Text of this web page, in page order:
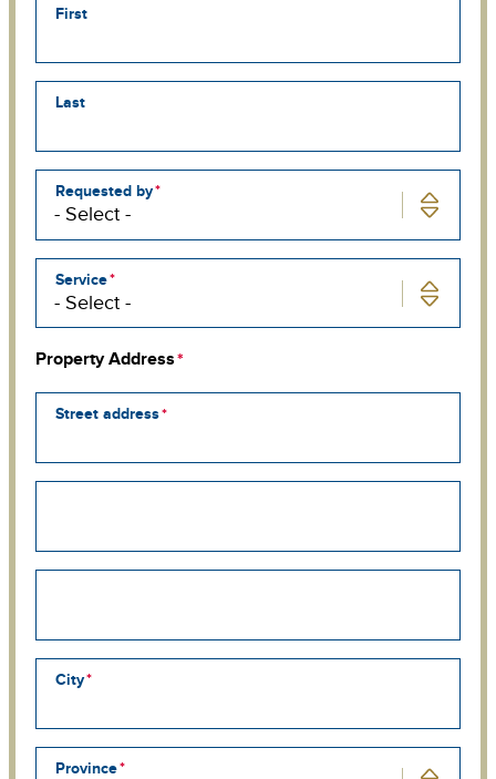
First
Last
Requested by
Service
Property Address
Street address
line
line
City
Province